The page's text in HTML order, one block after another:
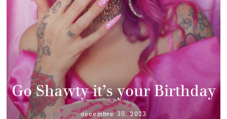
Go Shawty it’s your Birthday
décembre 30, 2023